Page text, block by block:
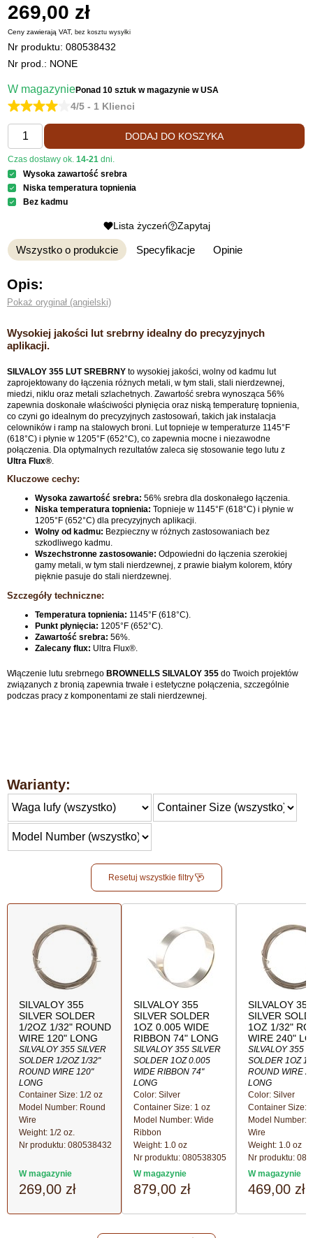
269,00 zł
Ceny zawierają VAT,bez kosztuwysyłki
Nr produktu:080538432
Nr prod.: NONE
W magazyniePonad 10 sztukw magazynie w USA
4/5 - 1 Klienci
DODAJ DO KOSZYKA
Czas dostawy ok.14-21 dni.
Wysoka zawartość srebra
Niska temperatura topnienia
Bez kadmu
Lista życzeń Zapytaj
Wszystko o produkcie Specyfikacje Opinie
Opis:
Pokaż oryginał (angielski)
Wysokiej jakości lut srebrny idealny do precyzyjnych
aplikacji.
SILVALOY 355 LUT SREBRNY to wysokiej jakości, wolny od kadmu lut
zaprojektowany do łączenia różnych metali, w tym stali, stali nierdzewnej,
miedzi, niklu oraz metali szlachetnych. Zawartość srebra wynosząca 56%
zapewnia doskonałe właściwości płynięcia oraz niską temperaturę topnienia,
co czyni go idealnym do precyzyjnych zastosowań, takich jak instalacja
celowników i ramp na stalowych broni. Lut topnieje w temperaturze 1145°F
(618°C) i płynie w 1205°F (652°C), co zapewnia mocne i niezawodne
połączenia. Dla optymalnych rezultatów zaleca się stosowanie tego lutu z
Ultra Flux®.
Kluczowe cechy:
Wysoka zawartość srebra: 56% srebra dla doskonałego łączenia.
Niska temperatura topnienia: Topnieje w 1145°F (618°C) i płynie w
1205°F (652°C) dla precyzyjnych aplikacji.
Wolny od kadmu: Bezpieczny w różnych zastosowaniach bez
szkodliwego kadmu.
Wszechstronne zastosowanie: Odpowiedni do łączenia szerokiej
gamy metali, w tym stali nierdzewnej, z prawie białym kolorem, który
pięknie pasuje do stali nierdzewnej.
Szczegóły techniczne:
Temperatura topnienia: 1145°F (618°C).
Punkt płynięcia: 1205°F (652°C).
Zawartość srebra: 56%.
Zalecany flux: Ultra Flux®.
Włączenie lutu srebrnego BROWNELLS SILVALOY 355 do Twoich projektów
związanych z bronią zapewnia trwałe i estetyczne połączenia, szczególnie
podczas pracy z komponentami ze stali nierdzewnej.
Warianty:
Resetuj wszystkie filtry
SILVALOY 355
SILVER SOLDER
1/2OZ 1/32" ROUND
WIRE 120" LONG
SILVALOY 355 SILVER
SOLDER 1/2OZ 1/32"
ROUND WIRE 120"
LONG
Container Size: 1/2 oz
Model Number: Round
Wire
Weight: 1/2 oz.
Nr produktu: 080538432
W magazynie
269,00 zł
SILVALOY 355
SILVER SOLDER
1OZ 0.005 WIDE
RIBBON 74" LONG
SILVALOY 355 SILVER
SOLDER 1OZ 0.005
WIDE RIBBON 74"
LONG
Color: Silver
Container Size: 1 oz
Model Number: Wide
Ribbon
Weight: 1.0 oz
Nr produktu: 080538305
W magazynie
879,00 zł
SILVALOY 355
SILVER
1OZ 1/32"
WIRE 240"
SILVALOY 355
SOLDER 1OZ 1/
ROUND WIRE
LONG
Color: Silver
Container Size:
Model Number:
Wire
Weight: 1.0 oz
Nr produktu:
W magazynie
469,00 zł